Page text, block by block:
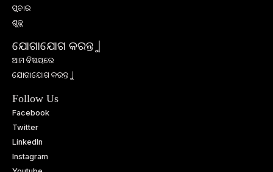
ପ୍ରଚାର
ଶୁଳ୍କ
ଯୋଗାଯୋଗ କରନ୍ତୁ |
ଆମ ବିଷୟରେ
ଯୋଗାଯୋଗ କରନ୍ତୁ |
Follow Us
Facebook
Twitter
LinkedIn
Instagram